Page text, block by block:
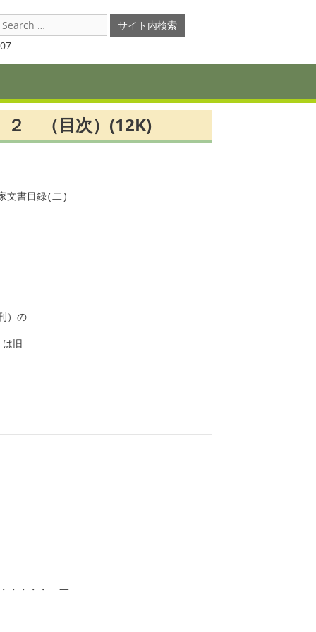
Search
２ （目次）(12K)
内諸家文書目録(二)
）の
旧
・・・・・・・・・・・・・・  一